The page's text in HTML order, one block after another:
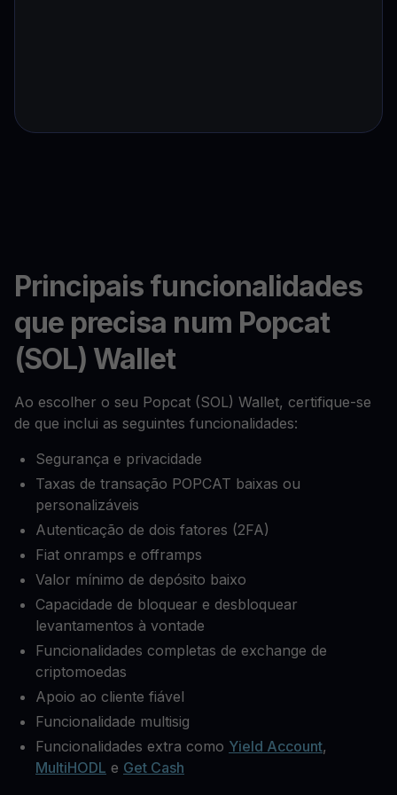
Principais funcionalidades
que precisa num Popcat
(SOL) Wallet
Ao escolher o seu Popcat (SOL) Wallet, certifique-se
de que inclui as seguintes funcionalidades:
Segurança e privacidade
Taxas de transação POPCAT baixas ou
personalizáveis
Autenticação de dois fatores (2FA)
Fiat onramps e offramps
Valor mínimo de depósito baixo
Capacidade de bloquear e desbloquear
levantamentos à vontade
Funcionalidades completas de exchange de
criptomoedas
Apoio ao cliente fiável
Funcionalidade multisig
Funcionalidades extra como Yield Account,
MultiHODL e Get Cash